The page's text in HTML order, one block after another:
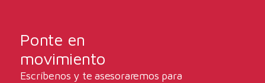
Ponte en
movimiento
Escríbenos y te asesoraremos para